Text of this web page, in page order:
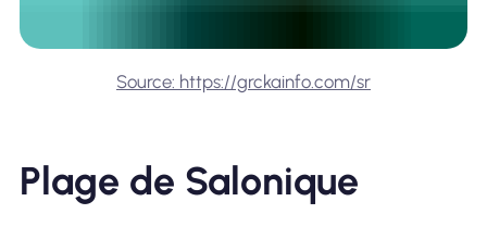
Source: https://grckainfo.com/sr
Plage de Salonique